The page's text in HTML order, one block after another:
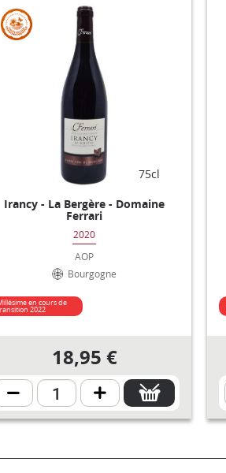
75cl
Irancy - La Bergère - Domaine
Ferrari
2020
AOP
Bourgogne
en cours de
2022
18,95 €